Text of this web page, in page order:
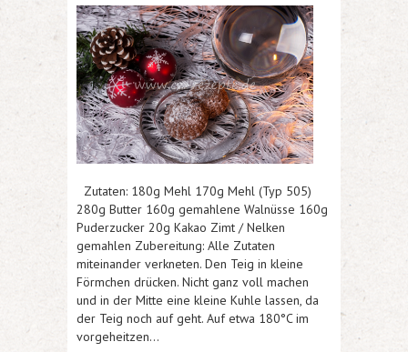
Zutaten: 180g Mehl 170g Mehl (Typ 505)
280g Butter 160g gemahlene Walnüsse 160g
Puderzucker 20g Kakao Zimt / Nelken
gemahlen Zubereitung: Alle Zutaten
miteinander verkneten. Den Teig in kleine
Förmchen drücken. Nicht ganz voll machen
und in der Mitte eine kleine Kuhle lassen, da
der Teig noch auf geht. Auf etwa 180°C im
vorgeheitzen…